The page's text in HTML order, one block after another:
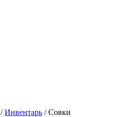
/Инвентарь / Совки